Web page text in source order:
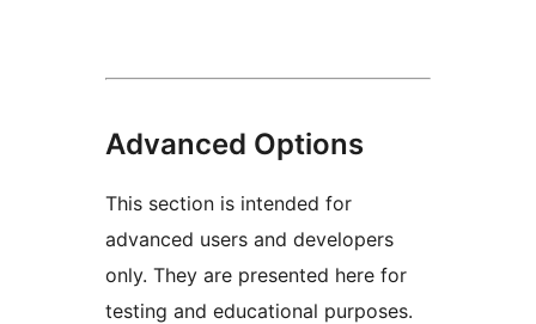
Advanced Options
This section is intended for
advanced users and developers
only. They are presented here for
testing and educational purposes.